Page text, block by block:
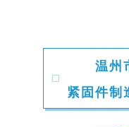
温州
紧固件制